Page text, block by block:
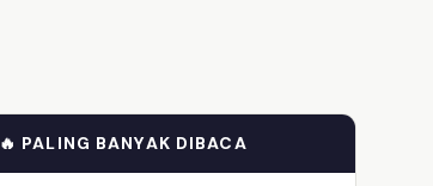
🔥 PALING BANYAK DIBACA